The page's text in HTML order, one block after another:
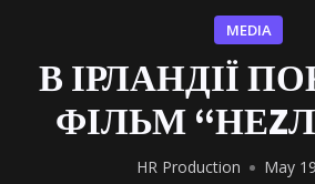
MEDIA
В ІРЛАНДІЇ
ФІЛЬМ
HR Production May